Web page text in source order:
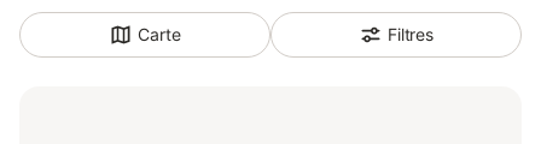
Carte Filtres